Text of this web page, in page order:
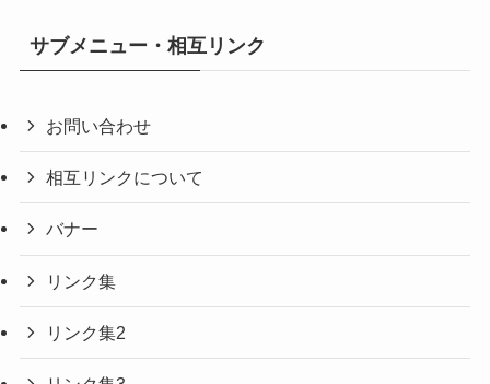
サブメニュー・相互リンク
お問い合わせ
相互リンクについて
バナー
リンク集
リンク集2